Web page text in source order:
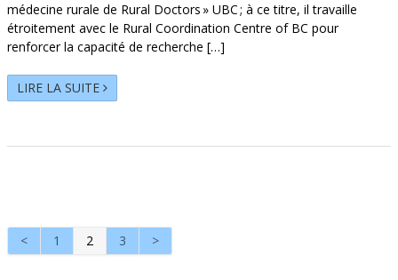
médecine rurale de Rural Doctors » UBC ; à ce titre, il travaille
étroitement avec le Rural Coordination Centre of BC pour
renforcer la capacité de recherche […]
LIRE LA SUITE
< 1 2 3 >